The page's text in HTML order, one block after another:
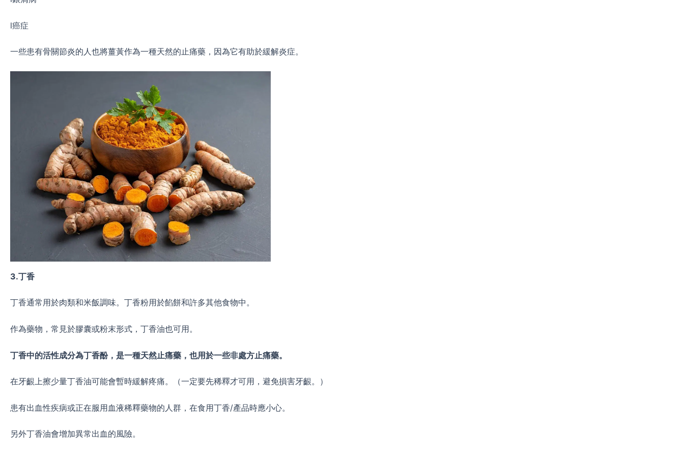
l癌症
一些患有骨關節炎的人也將薑黃作為一種天然的止痛藥，因為它有助於緩解炎症。
3.丁香
丁香通常用於肉類和米飯調味。丁香粉用於餡餅和許多其他食物中。
作為藥物，常見於膠囊或粉末形式，丁香油也可用。
丁香中的活性成分為丁香酚，是一種天然止痛藥，也用於一些非處方止痛藥。
在牙齦上擦少量丁香油可能會暫時緩解疼痛。（一定要先稀釋才可用，避免損害牙齦。）
患有出血性疾病或正在服用血液稀釋藥物的人群，在食用丁香/產品時應小心。
另外丁香油會增加異常出血的風險。